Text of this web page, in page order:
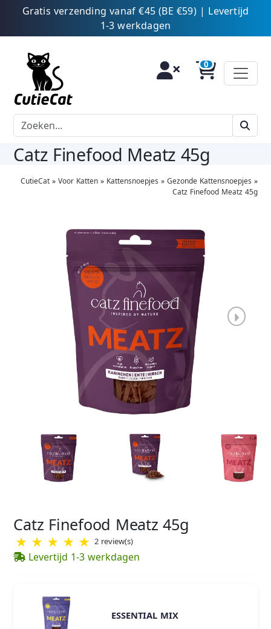
Gratis verzending vanaf €45 (BE €59) | Levertijd
1-3 werkdagen
Catz Finefood Meatz 45g
CutieCat» Voor Katten» Kattensnoepjes » Gezonde Kattensnoepjes »
Catz Finefood Meatz 45g
Catz Finefood Meatz 45g
★ ★ ★ ★ ★ 2 review(s)
Levertijd 1-3 werkdagen
ESSENTIAL MIX